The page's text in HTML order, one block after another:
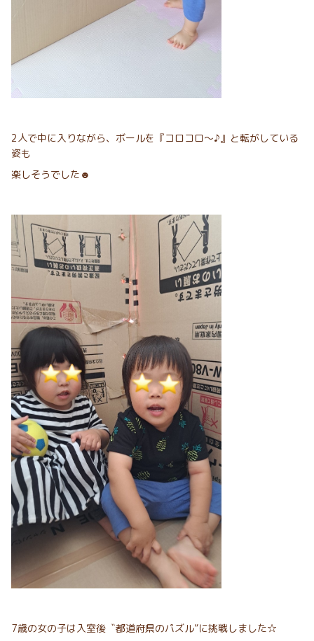
2人で中に入りながら、ボールを『コロコロ～♪』と転がしている
姿も
楽しそうでした☻
7歳の女の子は入室後〝都道府県のパズル”に挑戦しました☆